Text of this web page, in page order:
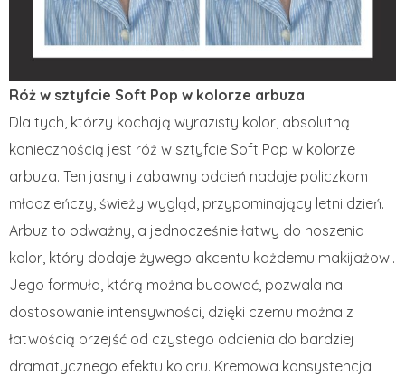
Róż w sztyfcie Soft Pop w kolorze arbuza
Dla tych, którzy kochają wyrazisty kolor, absolutną
koniecznością jest róż w sztyfcie Soft Pop w kolorze
arbuza. Ten jasny i zabawny odcień nadaje policzkom
młodzieńczy, świeży wygląd, przypominający letni dzień.
Arbuz to odważny, a jednocześnie łatwy do noszenia
kolor, który dodaje żywego akcentu każdemu makijażowi.
Jego formuła, którą można budować, pozwala na
dostosowanie intensywności, dzięki czemu można z
łatwością przejść od czystego odcienia do bardziej
dramatycznego efektu koloru. Kremowa konsystencja